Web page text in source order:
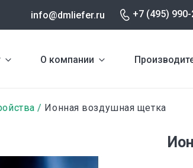
info@dmliefer.ru +7 (495)
О компании
Ионная воздушная щетка